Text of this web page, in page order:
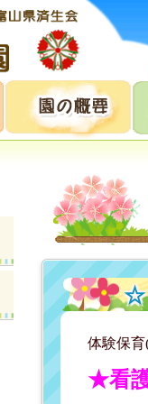
☆
体験保育
★看